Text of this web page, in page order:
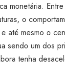
monetária.
o
até mesmo o
sendo um dos
tenha